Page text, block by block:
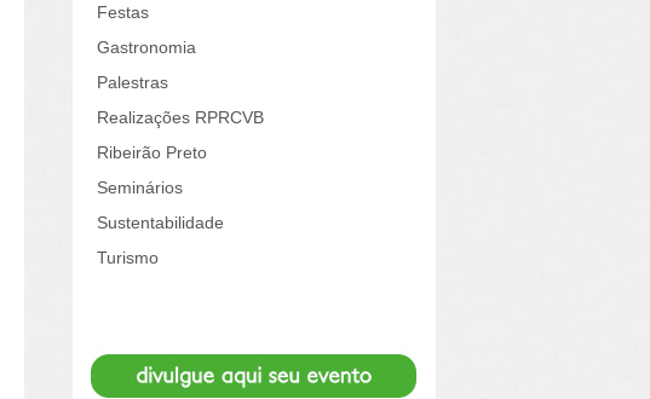
Festas
Gastronomia
Palestras
Realizações RPRCVB
Ribeirão Preto
Seminários
Sustentabilidade
Turismo